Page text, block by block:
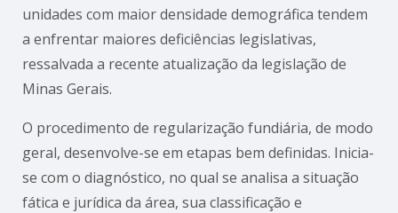
unidades com maior densidade demográfica tendem
a enfrentar maiores deficiências legislativas,
ressalvada a recente atualização da legislação de
Minas Gerais.
O procedimento de regularização fundiária, de modo
geral, desenvolve-se em etapas bem definidas. Inicia-
se com o diagnóstico, no qual se analisa a situação
fática e jurídica da área, sua classificação e